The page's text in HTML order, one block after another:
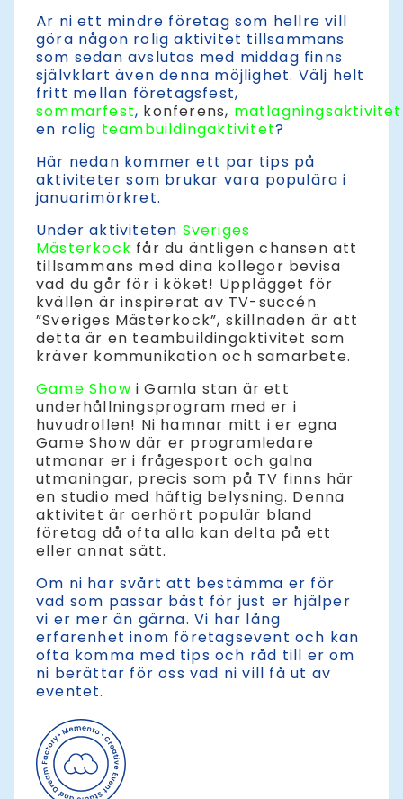
Är ni ett mindre företag som hellre vill
göra någon rolig aktivitet tillsammans
som sedan avslutas med middag finns
självklart även denna möjlighet. Välj helt
fritt mellan företagsfest,
sommarfest, konferens, matlagningsaktivitet
en rolig teambuildingaktivitet?
Här nedan kommer ett par tips på
aktiviteter som brukar vara populära i
januarimörkret.
Under aktiviteten Sveriges
Mästerkock får du äntligen chansen att
tillsammans med dina kollegor bevisa
vad du går för i köket! Upplägget för
kvällen är inspirerat av TV-succén
”Sveriges Mästerkock”, skillnaden är att
detta är en teambuildingaktivitet som
kräver kommunikation och samarbete.
Game Show i Gamla stan är ett
underhållningsprogram med er i
huvudrollen! Ni hamnar mitt i er egna
Game Show där er programledare
utmanar er i frågesport och galna
utmaningar, precis som på TV finns här
en studio med häftig belysning. Denna
aktivitet är oerhört populär bland
företag då ofta alla kan delta på ett
eller annat sätt.
Om ni har svårt att bestämma er för
vad som passar bäst för just er hjälper
vi er mer än gärna. Vi har lång
erfarenhet inom företagsevent och kan
ofta komma med tips och råd till er om
ni berättar för oss vad ni vill få ut av
eventet.